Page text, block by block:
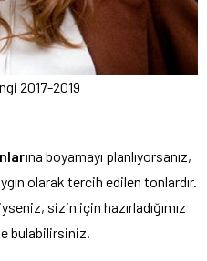
2017-2019
na boyamayı planlıyorsanız,
olarak tercih edilen tonlardır.
sizin için hazırladığımız
bulabilirsiniz.